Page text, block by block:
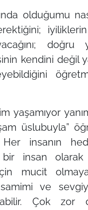
olduğumu
doğru
kendini değil
yaşamıyor
üslubuyla”
insanın
insan olarak
mucit
ve
Çok zor